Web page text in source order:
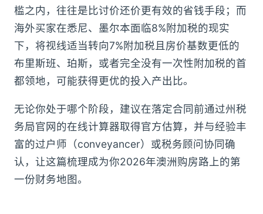
槛之内，往往是比讨价还价更有效的省钱手段；而
海外买家在悉尼、墨尔本面临8%附加税的现实
下，将视线适当转向7%附加税且房价基数更低的
布里斯班、珀斯，或者完全没有一次性附加税的首
都领地，可能获得更优的投入产出比。
无论你处于哪个阶段，建议在落定合同前通过州税
务局官网的在线计算器取得官方估算，并与经验丰
富的过户师（conveyancer）或税务顾问协同确
认，让这篇梳理成为你2026年澳洲购房路上的第
一份财务地图。